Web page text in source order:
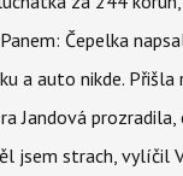
Čepelka
a auto nikde. Přišla
Jandová
jsem strach, vylíčil